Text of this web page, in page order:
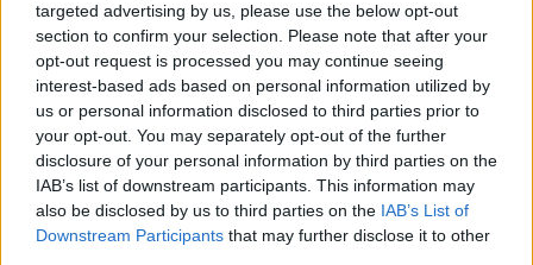
targeted advertising by us, please use the below opt-out
section to confirm your selection. Please note that after your
opt-out request is processed you may continue seeing
interest-based ads based on personal information utilized by
us or personal information disclosed to third parties prior to
your opt-out. You may separately opt-out of the further
disclosure of your personal information by third parties on the
IAB’s list of downstream participants. This information may
also be disclosed by us to third parties on the IAB’s List of
Downstream Participants that may further disclose it to other
Deseu el meu nom, el correu electrònic i el lloc web en
aquest navegador per a la propera vegada que comenti.